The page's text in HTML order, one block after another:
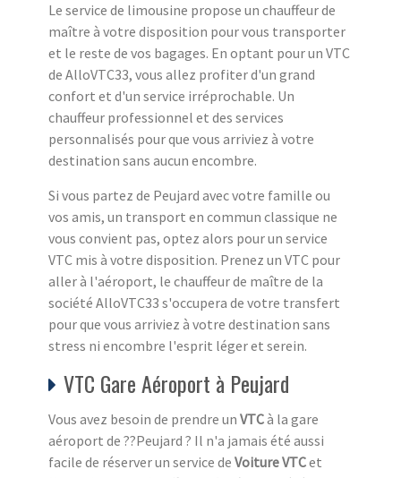
Le service de limousine propose un chauffeur de
maître à votre disposition pour vous transporter
et le reste de vos bagages. En optant pour un VTC
de AlloVTC33, vous allez profiter d'un grand
confort et d'un service irréprochable. Un
chauffeur professionnel et des services
personnalisés pour que vous arriviez à votre
destination sans aucun encombre.
Si vous partez de Peujard avec votre famille ou
vos amis, un transport en commun classique ne
vous convient pas, optez alors pour un service
VTC mis à votre disposition. Prenez un VTC pour
aller à l'aéroport, le chauffeur de maître de la
société AlloVTC33 s'occupera de votre transfert
pour que vous arriviez à votre destination sans
stress ni encombre l'esprit léger et serein.
VTC Gare Aéroport à Peujard
Vous avez besoin de prendre un VTCà la gare
aéroport de ??Peujard ? Il n'a jamais été aussi
facile de réserver un service de Voiture VTCet